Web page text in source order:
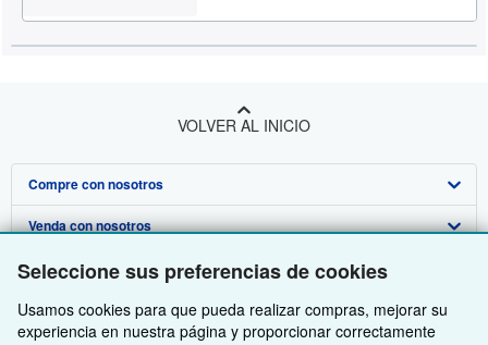
Seleccione sus preferencias de cookies
Usamos cookies para que pueda realizar compras, mejorar su
experiencia en nuestra página y proporcionar correctamente
VOLVER AL INICIO
Compre con nosotros
Búsqueda avanzada
Colecciones
Mi cuenta
Venda con nosotros
Comenzar a vender
Únase a nuestro programa de afiliados
Sobre nosotros
Sobre IberLibro
Obtener Ayuda